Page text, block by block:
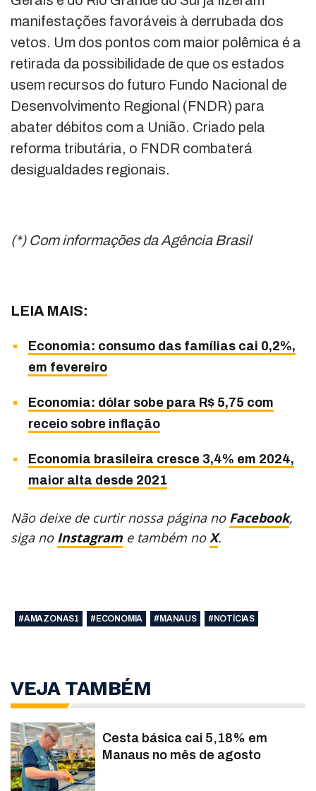
manifestações favoráveis à derrubada dos
vetos. Um dos pontos com maior polêmica é a
retirada da possibilidade de que os estados
usem recursos do futuro Fundo Nacional de
Desenvolvimento Regional (FNDR) para
abater débitos com a União. Criado pela
reforma tributária, o FNDR combaterá
desigualdades regionais.
(*) Com informações da Agência Brasil
LEIA MAIS:
Economia: consumo das famílias cai 0,2%,
em fevereiro
Economia: dólar sobe para R$ 5,75 com
receio sobre inflação
Economia brasileira cresce 3,4% em 2024,
maior alta desde 2021
Não deixe de curtir nossa página no Facebook,
siga no Instagram e também noX.
#AMAZONAS1 #ECONOMIA #MANAUS #NOTÍCIAS
VEJA TAMBÉM
Cesta básica cai 5,18% em
Manaus no mês de agosto